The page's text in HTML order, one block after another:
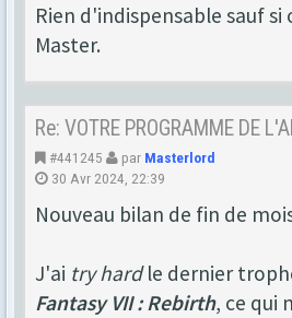
Rien d'indispensable sauf si
Master.
Re: VOTRE PROGRAMME DE
#441245 par Masterlord
30 Avr 2024, 22:39
Nouveau bilan de fin de
J'ai try hardle dernier
Fantasy VII : Rebirth, ce qui